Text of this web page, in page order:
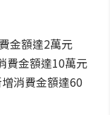
金額達2萬元
費金額達10萬元
消費金額達60